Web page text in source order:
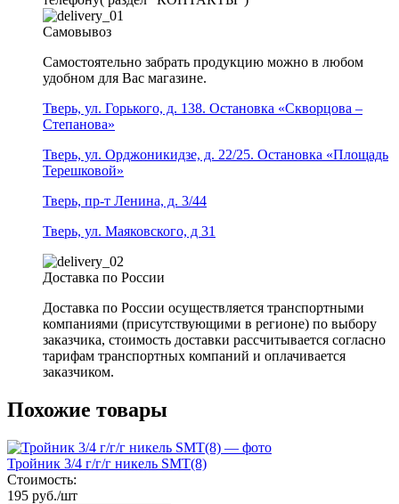
Самовывоз
Самостоятельно забрать продукцию можно в любом
удобном для Вас магазине.
Тверь, ул. Горького, д. 138. Остановка «Скворцова –
Степанова»
Тверь, ул. Орджоникидзе, д. 22/25. Остановка «Площадь
Терешковой»
Тверь, пр-т Ленина, д. 3/44
Тверь, ул. Маяковского, д 31
Доставка по России
Доставка по России осуществляется транспортными
компаниями (присутствующими в регионе) по выбору
заказчика, стоимость доставки рассчитывается согласно
тарифам транспортных компаний и оплачивается
заказчиком.
Похожие товары
Тройник 3/4 г/г/г никель SMT(8)
Стоимость:
195 руб./шт